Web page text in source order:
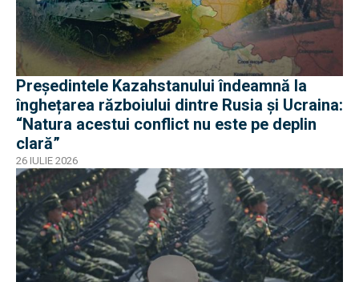
Președintele Kazahstanului îndeamnă la
înghețarea războiului dintre Rusia și Ucraina:
“Natura acestui conflict nu este pe deplin
clară”
26 IULIE 2026